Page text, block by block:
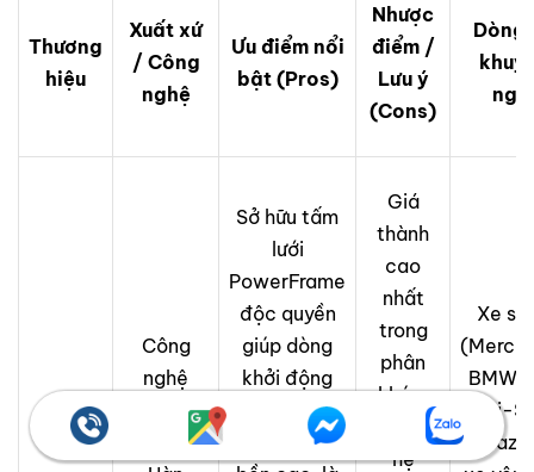
Thương
hiệu
Xuất xứ
/ Công
nghệ
Ưu điểm nổi
bật (Pros)
Nhược
điểm /
Lưu ý
(Cons)
Dòng
nghị
Varta
Công
nghệ
Đức (Sản
xuất tại
Sở hữu tấm
lưới
PowerFrame
độc quyền
giúp dòng
khởi động
(CCA) cực
mạnh. Độ
Giá
thành
cao
nhất
trong
phân
khúc.
Yêu cầu
hệ
Xe
có i-